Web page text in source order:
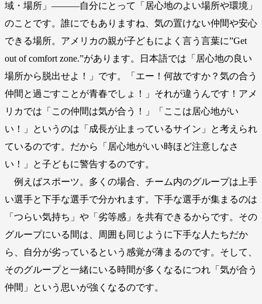
域・場所」―――自分にとって「居心地のよい場所や環境」
のことです。誰にでもありますね、気の置けない仲間や安心
できる場所。アメリカの親が子どもによく言う言葉に”Get
out of comfort zone.”があります。日本語では「居心地の良い
場所から脱出せよ！」です。「エー！何故ですか？気の合う
仲間と過ごすことが青春でしょ！」それが違うんです！アメ
リカでは「この仲間は気が合う！」「ここは居心地がい
い！」というのは「成長が止まっているサイン」と考えられ
ているのです。だから「居心地がいい時ほど注意しなさ
い！」と子どもに警告するのです。
例えばスポーツ。多くの場合、チーム内のグループは上手
い選手と下手な選手で分かれます。下手な選手が集まるのは
「つらい気持ち」や「劣等感」を共有できるからです。その
グループにいる間は、周囲も同じように下手な人たちだか
ら、自分が劣っているという感覚が薄まるのです。そして、
そのグループと一緒にいる時間が多くなるにつれ「気が合う
仲間」という思いが強くなるのです。